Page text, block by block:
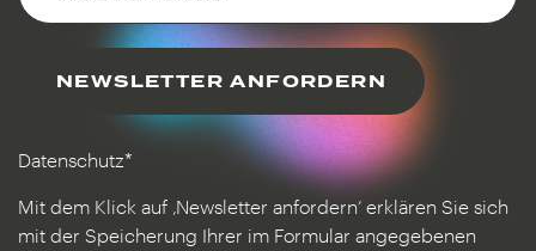
NEWSLETTER ANFORDERN
Datenschutz*
Mit dem Klick auf ‚Newsletter anfordern‘ erklären Sie sich
mit der Speicherung Ihrer im Formular angegebenen